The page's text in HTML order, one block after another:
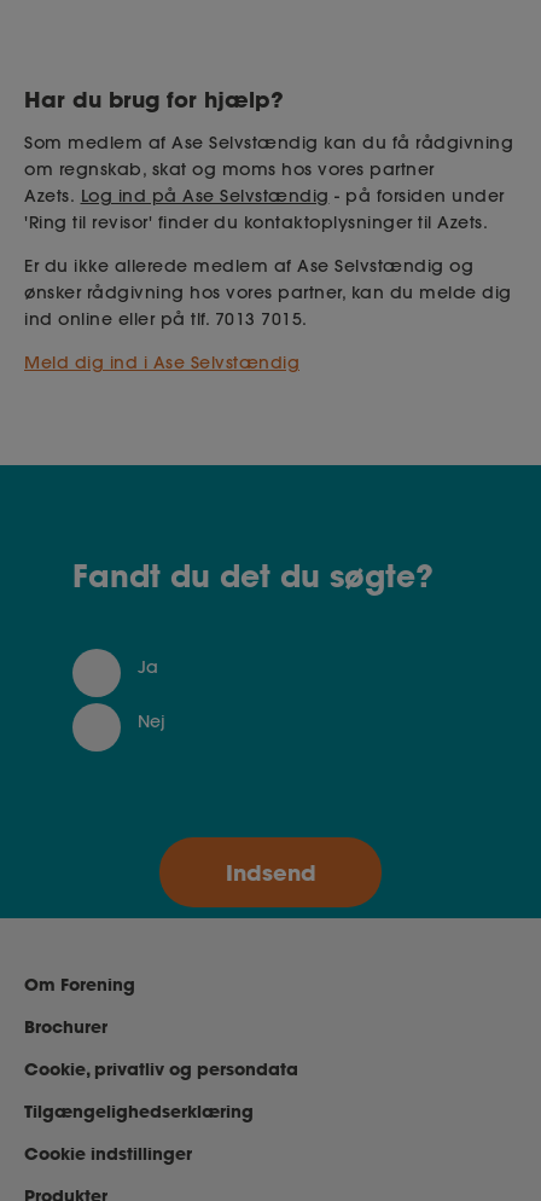
Har du brug for hjælp?
Som medlem af Ase Selvstændig kan du få rådgivning
om regnskab, skat og moms hos vores partner
Azets. Log ind på Ase Selvstændig - på forsiden under
'Ring til revisor' finder du kontaktoplysninger til Azets.
Er du ikke allerede medlem af Ase Selvstændig og
ønsker rådgivning hos vores partner, kan du melde dig
ind online eller på tlf. 7013 7015.
Meld dig ind i Ase Selvstændig
Fandt du det du søgte?
Ja
Nej
Om Forening
Brochurer
Cookie, privatliv og persondata
Tilgængelighedserklæring
Cookie indstillinger
Produkter